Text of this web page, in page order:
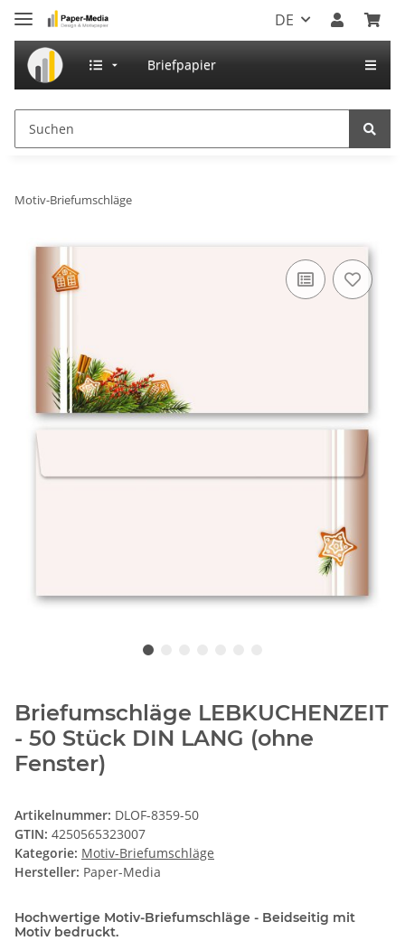
DE
Briefpapier
Motiv-Briefumschläge
Briefumschläge LEBKUCHENZEIT
- 50 Stück DIN LANG (ohne
Fenster)
Artikelnummer: DLOF-8359-50
GTIN: 4250565323007
Kategorie: Motiv-Briefumschläge
Hersteller: Paper-Media
Hochwertige Motiv-Briefumschläge - Beidseitig mit
Motiv bedruckt.